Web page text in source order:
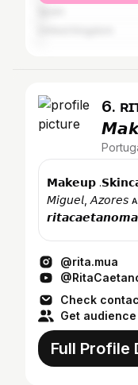
6.
𝗠𝗮𝗸𝗲𝘂𝗽
𝘔𝘪𝘨𝘶𝘦𝘭, 𝘈𝘻𝘰𝘳𝘦𝘴 ᴀɢᴇɴᴅᴀᴍᴇɴᴛᴏs/ʙᴏᴏᴋɪɴɢs💄
@rita.mua
Check
Get
Full Profile